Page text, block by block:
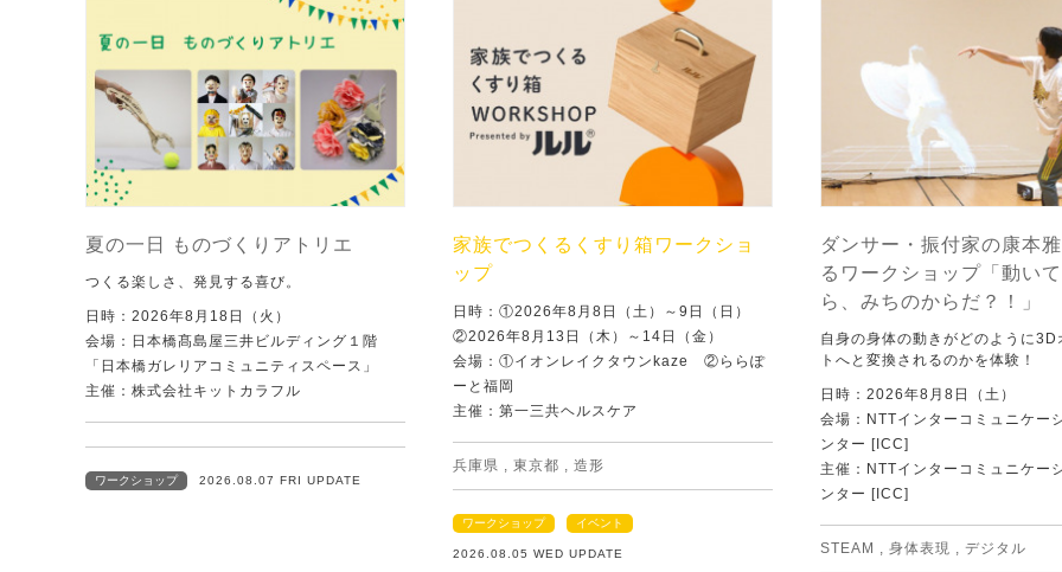
夏の一日 ものづくりアトリエ
つくる楽しさ、発見する喜び。
日時：2026年8月18日（火）
会場：日本橋髙島屋三井ビルディング１階
「日本橋ガレリアコミュニティスペース」
主催：株式会社キットカラフル
ワークショップ 2026.08.07 FRI UPDATE
家族でつくるくすり箱ワークショ
ップ
日時：①2026年8月8日（土）～9日（日）
②2026年8月13日（木）～14日（金）
会場：①イオンレイクタウンkaze ②ららぽ
ーと福岡
主催：第一三共ヘルスケア
兵庫県 東京都 造形
ワークショップ イベント
2026.08.05 WED UPDATE
ダンサー・振付家の康本
るワークショップ「動い
ら、みちのからだ？！」
自身の身体の動きがどのように3D
トへと変換されるのかを体験！
日時：2026年8月8日（土）
会場：NTTインターコミュニケー
ンター [ICC]
主催：NTTインターコミュニケー
ンター [ICC]
STEAM 身体表現 デジタル